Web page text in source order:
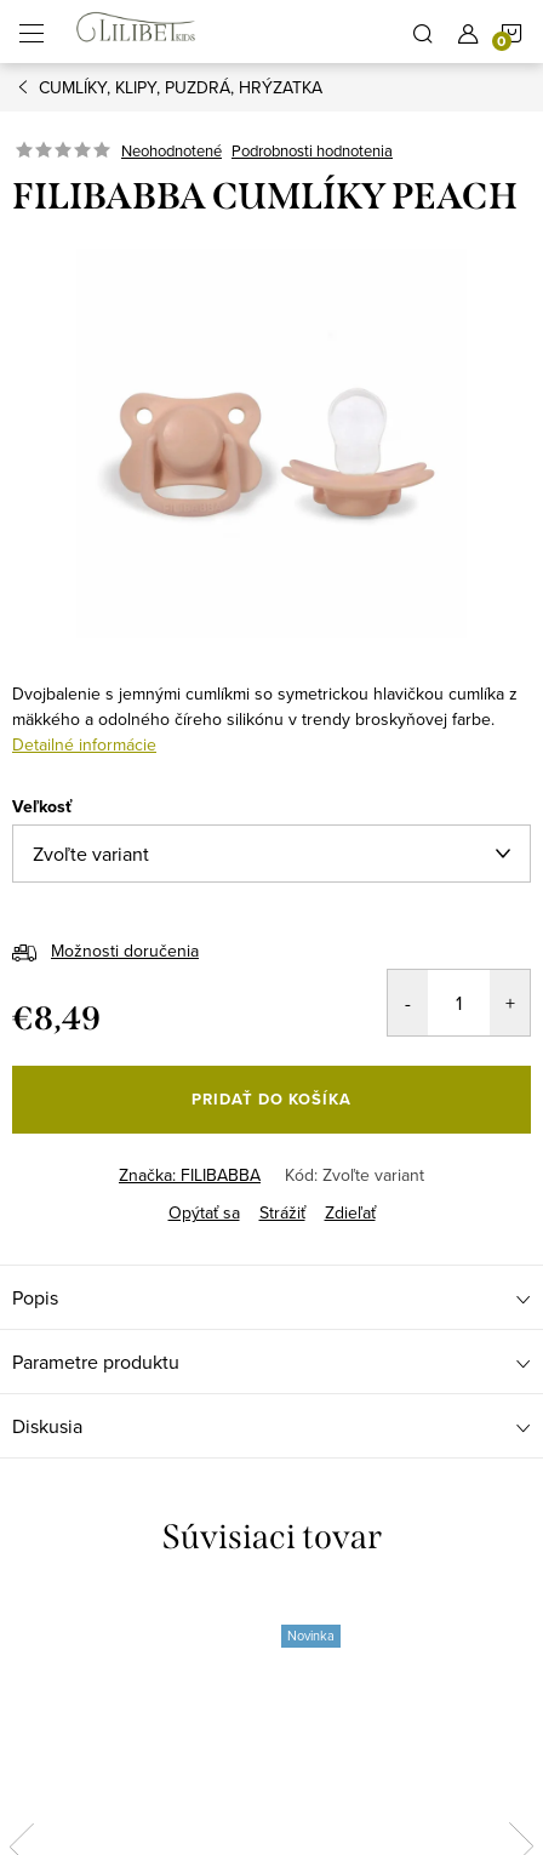
obsah
CUMLÍKY, KLIPY, PUZDRÁ, HRÝZATKA
Neohodnotené Podrobnosti hodnotenia
FILIBABBA CUMLÍKY PEACH
Dvojbalenie s jemnými cumlíkmi so symetrickou hlavičkou cumlíka z
mäkkého a odolného číreho silikónu v trendy broskyňovej farbe.
Detailné informácie
Veľkosť
Možnosti doručenia
€8,49
cena:
PRIDAŤ DO KOŠÍKA
Značka: FILIBABBA Kód: Zvoľte variant
Opýtať sa
Strážiť Zdieľať
Popis
Parametre produktu
Diskusia
Súvisiaci tovar
Novinka